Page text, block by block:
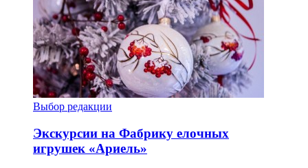
Выбор редакции
Экскурсии на Фабрику елочных
игрушек «Ариель»